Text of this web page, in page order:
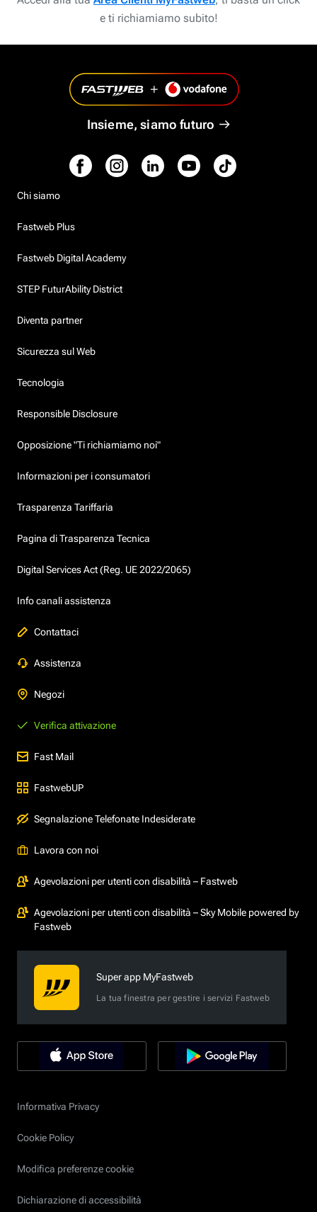
e ti richiamiamo subito!
Insieme, siamo futuro
Chi siamo
Fastweb Plus
Fastweb Digital Academy
STEP FuturAbility District
Diventa partner
Sicurezza sul Web
Tecnologia
Responsible Disclosure
Opposizione "Ti richiamiamo noi"
Informazioni per i consumatori
Trasparenza Tariffaria
Pagina di Trasparenza Tecnica
Digital Services Act (Reg. UE 2022/2065)
Info canali assistenza
Contattaci
Assistenza
Negozi
Verifica attivazione
Fast Mail
FastwebUP
Segnalazione Telefonate Indesiderate
Lavora con noi
Agevolazioni per utenti con disabilità – Fastweb
Agevolazioni per utenti con disabilità – Sky Mobile powered by
Fastweb
Super app MyFastweb
La tua finestra per gestire i servizi Fastweb
Informativa Privacy
Cookie Policy
Modifica preferenze cookie
Dichiarazione di accessibilità